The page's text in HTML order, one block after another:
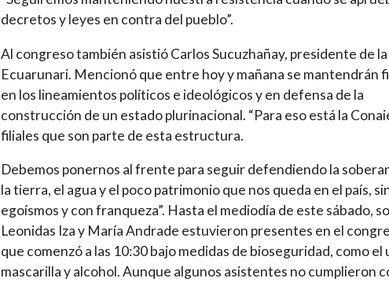
decretos y leyes en contra del pueblo”.
Al congreso también asistió Carlos Sucuzhañay, presidente de la
Ecuarunari. Mencionó que entre hoy y mañana se mantendrán
en los lineamientos políticos e ideológicos y en defensa de la
construcción de un estado plurinacional. “Para eso está la
filiales que son parte de esta estructura.
Debemos ponernos al frente para seguir defendiendo la
la tierra, el agua y el poco patrimonio que nos queda en el país,
egoísmos y con franqueza”. Hasta el mediodía de este sábado,
Leonidas Iza y María Andrade estuvieron presentes en el
que comenzó a las 10:30 bajo medidas de bioseguridad, como el
mascarilla y alcohol. Aunque algunos asistentes no cumplieron